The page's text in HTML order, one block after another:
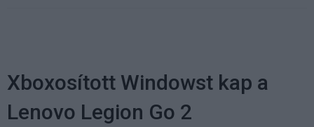
Xboxosított Windowst kap a
Lenovo Legion Go 2